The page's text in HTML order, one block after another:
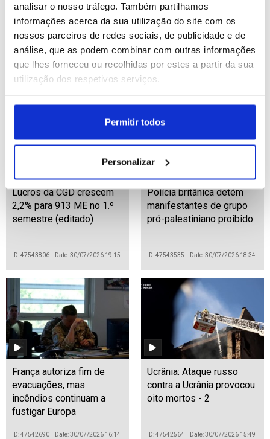
analisar o nosso tráfego. Também partilhamos
informações acerca da sua utilização do site com os
nossos parceiros de redes sociais, de publicidade e de
análise, que as podem combinar com outras informações
que lhes forneceu ou recolhidas por estes a partir da sua
utilização dos respetivos serviços.
Permitir todos
Personalizar
Ucrânia: Zelensky alega
que Rússia utilizou míssil
norte-coreano em ataque
Lucros da CGD crescem
2,2% para 913 ME no 1.º
semestre (editado)
ID: 47543806 Date: 30/07/2026 19:15
Polícia britânica detém
manifestantes de grupo
pró-palestiniano proibido
ID: 47543535 Date: 30/07/2026 18:34
França autoriza fim de
evacuações, mas
incêndios continuam a
fustigar Europa
ID: 47542690 Date: 30/07/2026 16:14
Ucrânia: Ataque russo
contra a Ucrânia provocou
oito mortos - 2
ID: 47542564 Date: 30/07/2026 15:49